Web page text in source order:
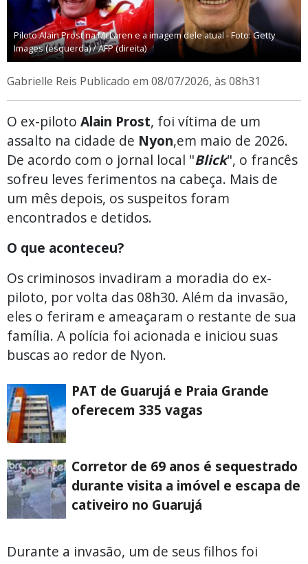
Piloto Alain Prost na McLaren e a imagem dele atual - Foto: Getty
Images (esquerda) / AFP (direita)
Gabrielle Reis Publicado em 08/07/2026, às 08h31
O ex-piloto Alain Prost, foi vítima de um
assalto na cidade de Nyon,em maio de 2026.
De acordo com o jornal local "Blick", o francês
sofreu leves ferimentos na cabeça. Mais de
um mês depois, os suspeitos foram
encontrados e detidos.
O que aconteceu?
Os criminosos invadiram a moradia do ex-
piloto, por volta das 08h30. Além da invasão,
eles o feriram e ameaçaram o restante de sua
família. A polícia foi acionada e iniciou suas
buscas ao redor de Nyon.
PAT de Guarujá e Praia Grande
oferecem 335 vagas
Corretor de 69 anos é sequestrado
durante visita a imóvel e escapa de
cativeiro no Guarujá
Durante a invasão, um de seus filhos foi